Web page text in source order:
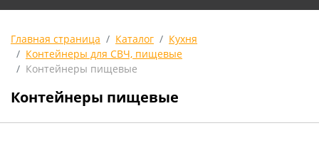
Главная страница Каталог
Кухня
Контейнеры для СВЧ, пищевые
Контейнеры пищевые
Контейнеры пищевые